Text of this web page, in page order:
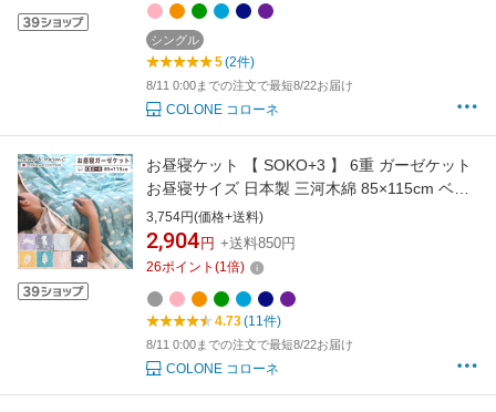
掛け 吸汗速乾 涼しい 冷房対策
シングル
5(2件)
8/11 0:00までの注文で最短8/22お届け
COLONE コローネ
お昼寝ケット 【 SOKO+3 】 6重 ガーゼケット
お昼寝サイズ 日本製 三河木綿 85×115cm ベビ
ーケット ブランケット ハーフケット キッズサ
イズ 膝掛け 年中素材 肌掛け布団 春 夏 肌掛け
綿毛布 ブランケット 膝掛け さらさら さらっと
3,754円(価格+送料)
2,904 円 +送料850円
26ポイント (1倍)
4.73(11件)
8/11 0:00までの注文で最短8/22お届け
COLONE コローネ